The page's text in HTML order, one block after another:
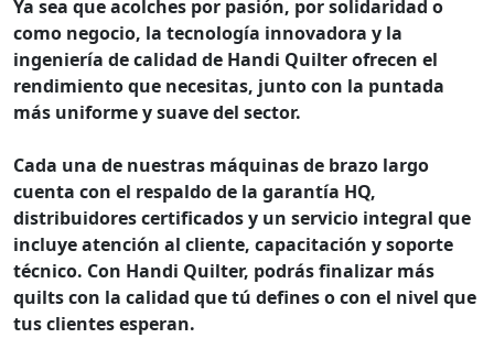
Ya sea que acolches por pasión, por solidaridad o
como negocio, la tecnología innovadora y la
ingeniería de calidad de Handi Quilter ofrecen el
rendimiento que necesitas, junto con la puntada
más uniforme y suave del sector.
Cada una de nuestras máquinas de brazo largo
cuenta con el respaldo de la garantía HQ,
distribuidores certificados y un servicio integral que
incluye atención al cliente, capacitación y soporte
técnico. Con Handi Quilter, podrás finalizar más
quilts con la calidad que tú defines o con el nivel que
tus clientes esperan.